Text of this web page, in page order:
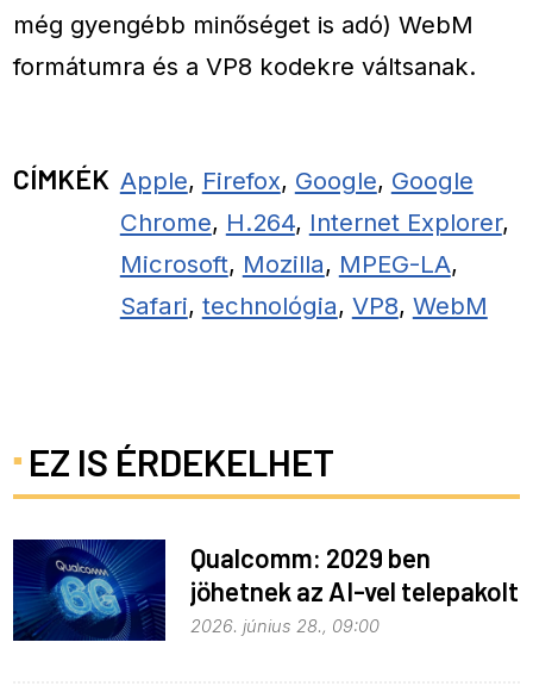
még gyengébb minőséget is adó) WebM
formátumra és a VP8 kodekre váltsanak.
CÍMKÉK Apple, Firefox, Google, Google
Chrome, H.264, Internet Explorer,
Microsoft, Mozilla, MPEG-LA,
Safari, technológia, VP8, WebM
EZ IS ÉRDEKELHET
Qualcomm: 2029 ben
jöhetnek az AI-vel telepakolt
6G-s telefonok
2026. június 28., 09:00